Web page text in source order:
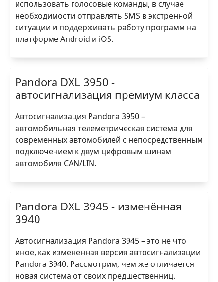
использовать голосовые команды, в случае
необходимости отправлять SMS в экстренной
ситуации и поддерживать работу программ на
платформе Android и iOS.
Pandora DXL 3950 -
автосигнализация премиум класса
Автосигнализация Pandora 3950 –
автомобильная телеметрическая система для
современных автомобилей с непосредственным
подключением к двум цифровым шинам
автомобиля CAN/LIN.
Pandora DXL 3945 - изменённая
3940
Автосигнализация Pandora 3945 – это не что
иное, как измененная версия автосигнализации
Pandora 3940. Рассмотрим, чем же отличается
новая система от своих предшественниц.